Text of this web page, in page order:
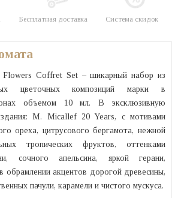
Бесплатная доставка Система скидок
Coffret Set – шикарный набор из
цветочных композиций марки в
объемом 10 мл. В эксклюзивную
M. Micallef 20 Years, с мотивами
ореха, цитрусового бергамота, нежной
тропических фруктов, оттенками
сочного апельсина, яркой герани,
обрамлении акцентов дорогой древесины,
пачули, карамели и чистого мускуса.